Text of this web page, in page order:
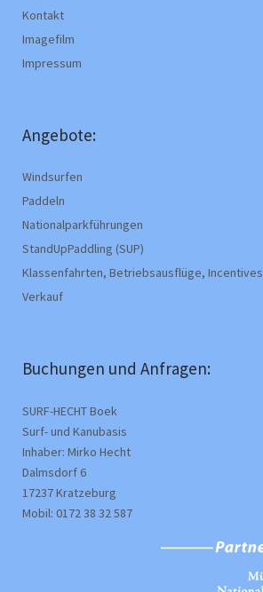
Kontakt
Imagefilm
Impressum
Angebote:
Windsurfen
Paddeln
Nationalparkführungen
StandUpPaddling (SUP)
Klassenfahrten, Betriebsausflüge, Incentives
Verkauf
Buchungen und Anfragen:
SURF-HECHT Boek
Surf- und Kanubasis
Inhaber: Mirko Hecht
Dalmsdorf 6
17237 Kratzeburg
Mobil: 0172 38 32 587